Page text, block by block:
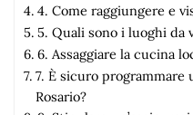
4. Come raggiungere e
5. Quali sono i luoghi da
6. Assaggiare la cucina
7. È sicuro programmare
Rosario?